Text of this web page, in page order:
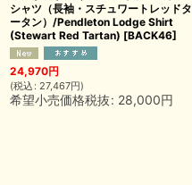
シャツ（長袖・スチュワートレッドタ
ータン）/Pendleton Lodge Shirt
(Stewart Red Tartan) [BACK46]
24,970円
(税込 : 27,467円)
希望小売価格税抜: 28,000円